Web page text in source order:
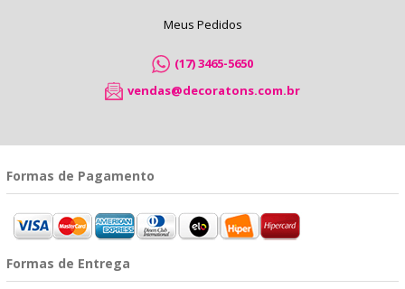
Meus Pedidos
(17) 3465-5650
vendas@decoratons.com.br
Formas de Pagamento
Formas de Entrega